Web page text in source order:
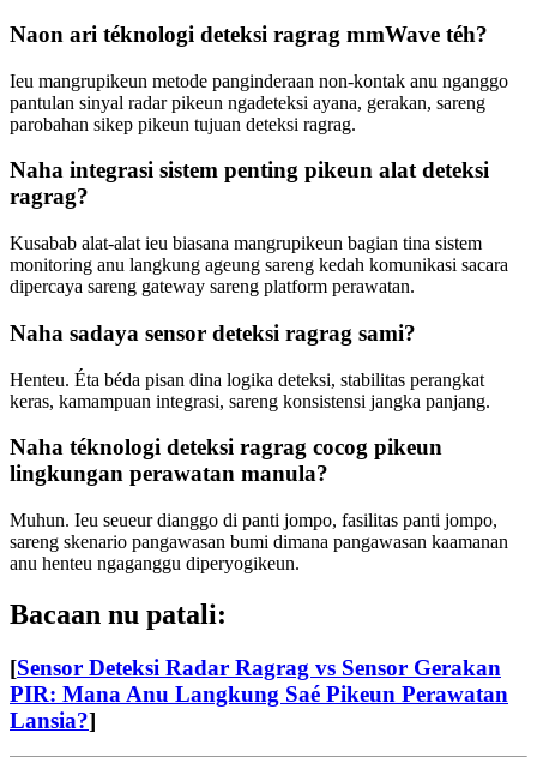
Naon ari téknologi deteksi ragrag mmWave téh?
Ieu mangrupikeun metode panginderaan non-kontak anu nganggo
pantulan sinyal radar pikeun ngadeteksi ayana, gerakan, sareng
parobahan sikep pikeun tujuan deteksi ragrag.
Naha integrasi sistem penting pikeun alat deteksi
ragrag?
Kusabab alat-alat ieu biasana mangrupikeun bagian tina sistem
monitoring anu langkung ageung sareng kedah komunikasi sacara
dipercaya sareng gateway sareng platform perawatan.
Naha sadaya sensor deteksi ragrag sami?
Henteu. Éta béda pisan dina logika deteksi, stabilitas perangkat
keras, kamampuan integrasi, sareng konsistensi jangka panjang.
Naha téknologi deteksi ragrag cocog pikeun
lingkungan perawatan manula?
Muhun. Ieu seueur dianggo di panti jompo, fasilitas panti jompo,
sareng skenario pangawasan bumi dimana pangawasan kaamanan
anu henteu ngaganggu diperyogikeun.
Bacaan nu patali:
[Sensor Deteksi Radar Ragrag vs Sensor Gerakan
PIR: Mana Anu Langkung Saé Pikeun Perawatan
Lansia?]